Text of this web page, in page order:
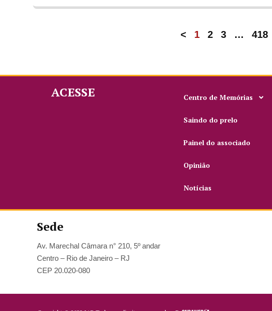
< 1 2 3 … 418
ACESSE Centro de Memórias
Saindo do prelo
Painel do associado
Opinião
Notícias
Sede
Av. Marechal Câmara n° 210, 5º andar
Centro – Rio de Janeiro – RJ
CEP 20.020-080